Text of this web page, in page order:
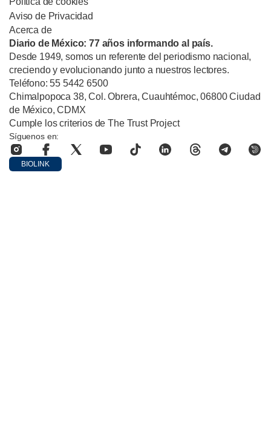
Aviso de Privacidad
Acerca de
Diario de México: 77 años informando al país.
Desde 1949, somos un referente del periodismo nacional,
creciendo y evolucionando junto a nuestros lectores.
Teléfono: 55 5442 6500
Chimalpopoca 38, Col. Obrera, Cuauhtémoc, 06800 Ciudad
de México, CDMX
Cumple los criterios de The Trust Project
Síguenos en:
BIOLINK